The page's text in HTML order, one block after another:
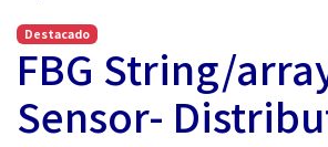
Destacado
FBG String/
Sensor-